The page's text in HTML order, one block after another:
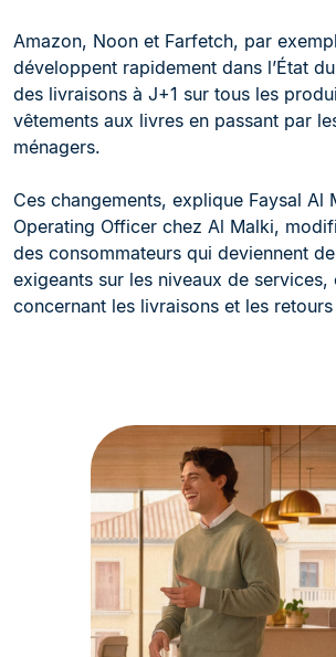
Amazon, Noon et Farfetch, par
développent rapidement dans l’État
des livraisons à J+1 sur tous les
vêtements aux livres en passant par
ménagers.
Ces changements, explique Faysal Al
Operating Officer chez Al Malki,
des consommateurs qui deviennent
exigeants sur les niveaux de services,
concernant les livraisons et les